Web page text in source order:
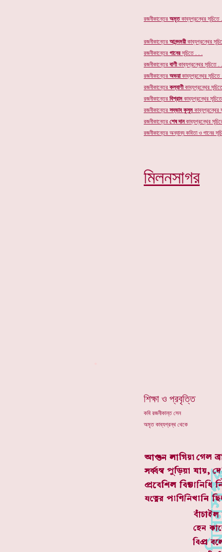
রজনীকান্তের অমৃতকাব্যগ্রন্থের সূচিতে
রজনীকান্তের আনন্দময়ীকাব্যগ্রন্থের
রজনীকান্তের গানেরসূচিতে . . .
রজনীকান্তের বাণীকাব্যগ্রন্থের সূচিতে .
রজনীকান্তের অভয়াকাব্যগ্রন্থের
রজনীকান্তের কল্যাণীকাব্যগ্রন্থের
রজনীকান্তের বিশ্রাম কাব্যগ্রন্থের
রজনীকান্তের সদ্ভাব কুসুম কাব্যগ্রন্থের
রজনীকান্তের শেষ দানকাব্যগ্রন্থের
রজনীকান্তের অন্যান্য কবিতা ও গানের
মিলনসাগর
শিক্ষা ও প্রবৃত্তি
কবি রজনীকান্ত সেন
অমৃত কাব্যগ্রন্থ থেকে